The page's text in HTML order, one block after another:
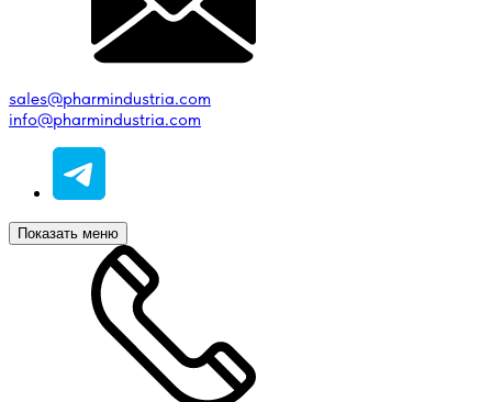
sales@pharmindustria.com
info@pharmindustria.com
Показать меню